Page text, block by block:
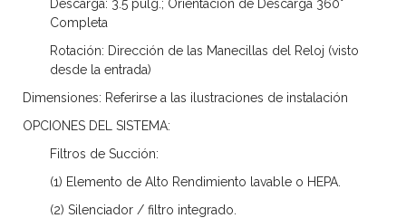
Descarga: 3.5 pulg.; Orientación de Descarga 360°
Completa
Rotación: Dirección de las Manecillas del Reloj (visto
desde la entrada)
Dimensiones: Referirse a las ilustraciones de instalación
OPCIONES DEL SISTEMA:
Filtros de Succión:
(1) Elemento de Alto Rendimiento lavable o HEPA.
(2) Silenciador / filtro integrado.